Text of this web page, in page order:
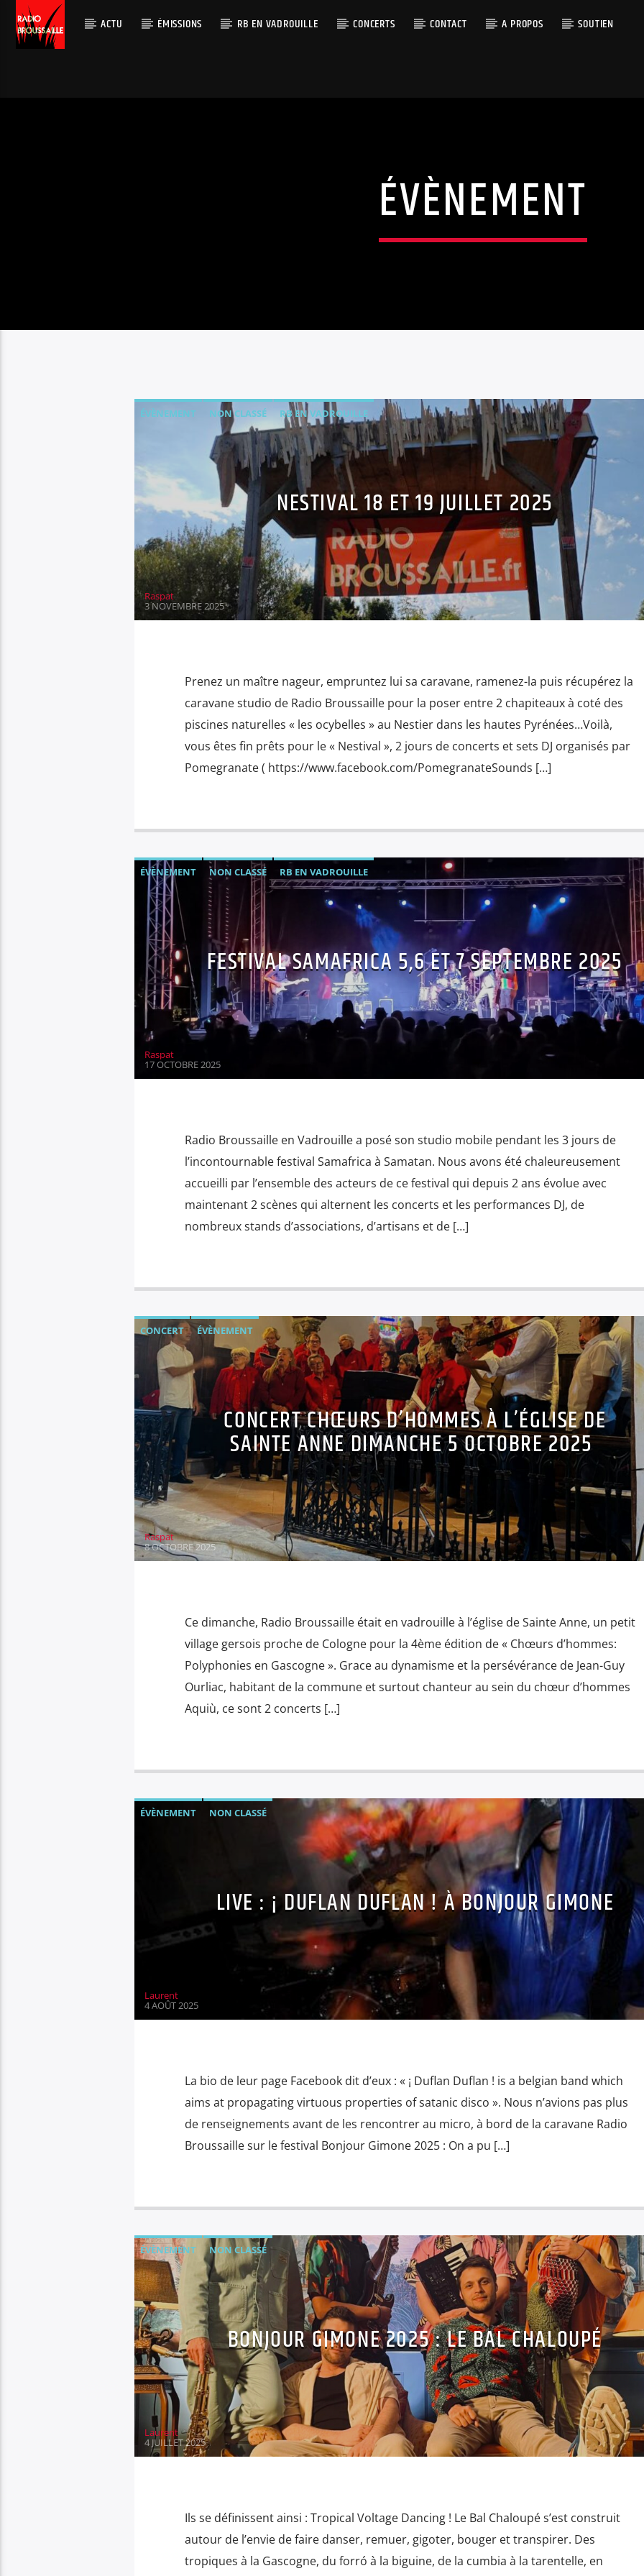
ACTU ÉMISSIONS RB EN VADROUILLE CONCERTS CONTACT A PROPOS SOUTIEN
ÉVÈNEMENT
ÉVÈNEMENT NON CLASSÉ RB EN VADROUILLE
NESTIVAL 18 ET 19 JUILLET 2025
Raspat
3 NOVEMBRE 2025
Prenez un maître nageur, empruntez lui sa caravane, ramenez-la puis récupérez la
caravane studio de Radio Broussaille pour la poser entre 2 chapiteaux à coté des
piscines naturelles « les ocybelles » au Nestier dans les hautes Pyrénées…Voilà,
vous êtes fin prêts pour le « Nestival », 2 jours de concerts et sets DJ organisés par
Pomegranate ( https://www.facebook.com/PomegranateSounds […]
ÉVÈNEMENT NON CLASSÉ RB EN VADROUILLE
FESTIVAL SAMAFRICA 5,6 ET 7 SEPTEMBRE 2025
Raspat
17 OCTOBRE 2025
Radio Broussaille en Vadrouille a posé son studio mobile pendant les 3 jours de
l’incontournable festival Samafrica à Samatan. Nous avons été chaleureusement
accueilli par l’ensemble des acteurs de ce festival qui depuis 2 ans évolue avec
maintenant 2 scènes qui alternent les concerts et les performances DJ, de
nombreux stands d’associations, d’artisans et de […]
CONCERT ÉVÈNEMENT
CONCERT CHŒURS D’HOMMES À L’ÉGLISE DE
SAINTE ANNE DIMANCHE 5 OCTOBRE 2025
Raspat
8 OCTOBRE 2025
Ce dimanche, Radio Broussaille était en vadrouille à l’église de Sainte Anne, un petit
village gersois proche de Cologne pour la 4ème édition de « Chœurs d’hommes:
Polyphonies en Gascogne ». Grace au dynamisme et la persévérance de Jean-Guy
Ourliac, habitant de la commune et surtout chanteur au sein du chœur d’hommes
Aquiù, ce sont 2 concerts […]
ÉVÈNEMENT NON CLASSÉ
LIVE : ¡ DUFLAN DUFLAN ! À BONJOUR GIMONE
Laurent
4 AOÛT 2025
La bio de leur page Facebook dit d’eux : « ¡ Duflan Duflan ! is a belgian band which
aims at propagating virtuous properties of satanic disco ». Nous n’avions pas plus
de renseignements avant de les rencontrer au micro, à bord de la caravane Radio
Broussaille sur le festival Bonjour Gimone 2025 : On a pu […]
ÉVÈNEMENT NON CLASSÉ
BONJOUR GIMONE 2025 : LE BAL CHALOUPÉ
Laurent
4 JUILLET 2025
Ils se définissent ainsi : Tropical Voltage Dancing ! Le Bal Chaloupé s’est construit
autour de l’envie de faire danser, remuer, gigoter, bouger et transpirer. Des
tropiques à la Gascogne, du forró à la biguine, de la cumbia à la tarentelle, en